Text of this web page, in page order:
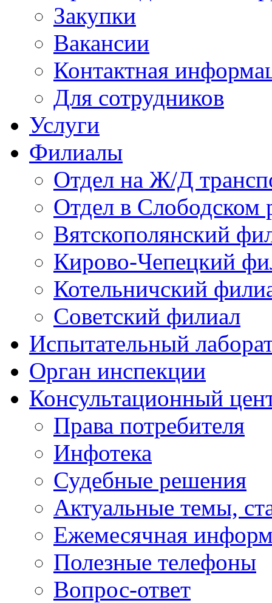
Закупки
Вакансии
Контактная
Для сотрудников
Услуги
Филиалы
Отдел на Ж/Д
Отдел в Слободском
Вятскополянский
Кирово-Чепецкий
Котельничский
Советский филиал
Испытательный
Орган инспекции
Консультационный
Права потребителя
Инфотека
Судебные решения
Актуальные темы,
Ежемесячная
Полезные телефоны
Вопрос-ответ